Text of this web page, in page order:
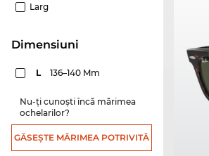
Larg
dimensiuni
L 136–140 Mm
Nu-ți cunoști încă mărimea
ochelarilor?
GĂSEȘTE MĂRIMEA POTRIVITĂ